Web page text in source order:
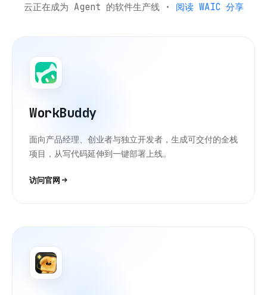
云正在成为 Agent 的软件生产线 · 阅读 WAIC 分享
WorkBuddy
面向产品经理、创业者与独立开发者，生成可交付的全栈
项目，从写代码延伸到一键部署上线。
访问官网